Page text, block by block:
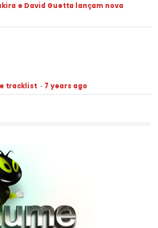
e David Guetta lançam nova
tracklist · 7 years ago